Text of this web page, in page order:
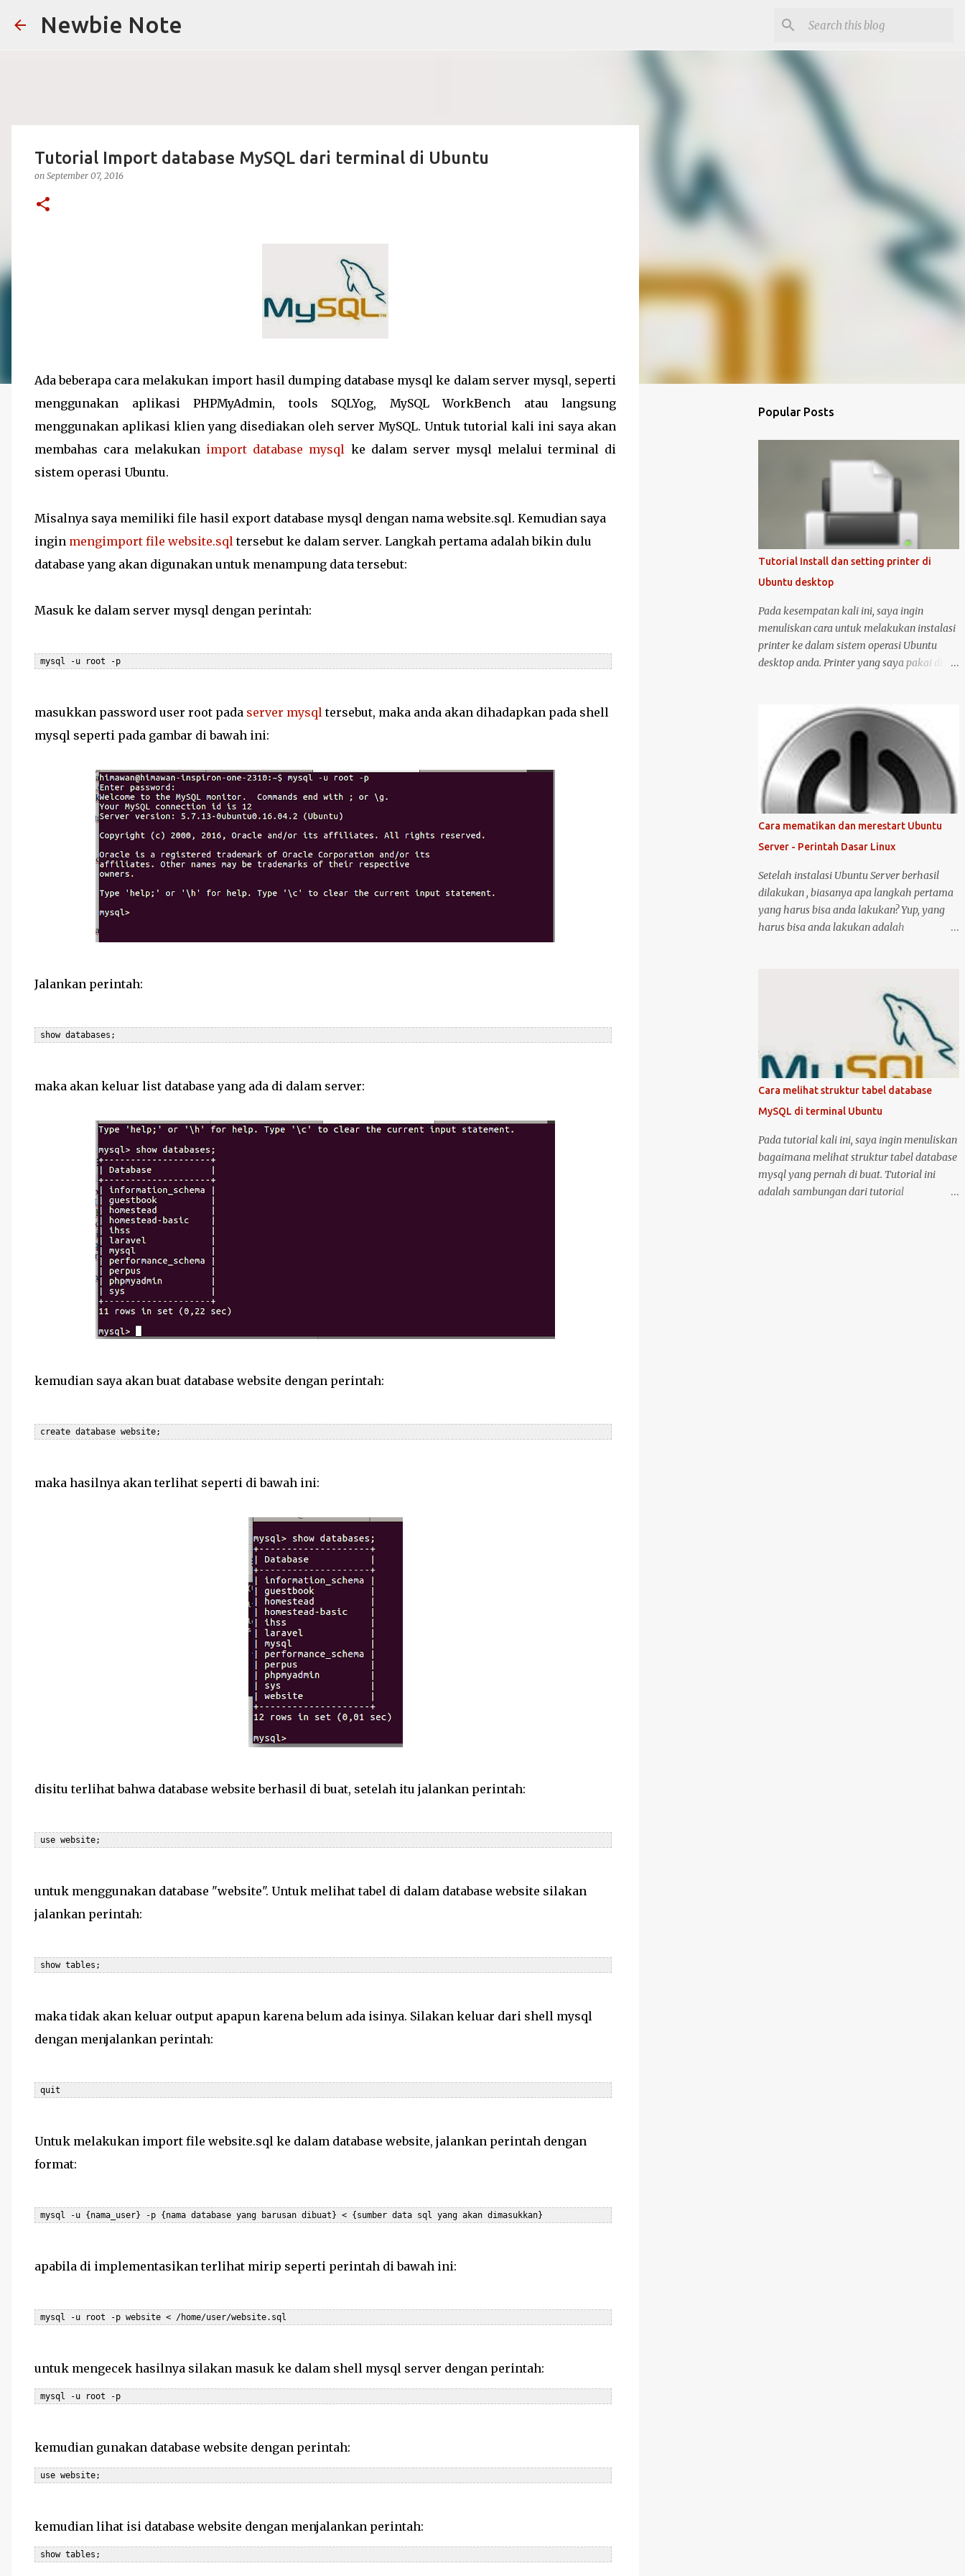
Newbie Note
Tutorial Import database MySQL dari terminal di Ubuntu
on September 07, 2016
Ada beberapa cara melakukan import hasil dumping database mysql ke dalam server mysql, seperti
menggunakan aplikasi PHPMyAdmin, tools SQLYog, MySQL WorkBench atau langsung
menggunakan aplikasi klien yang disediakan oleh server MySQL. Untuk tutorial kali ini saya akan
membahas cara melakukan import database mysql ke dalam server mysql melalui terminal di
sistem operasi Ubuntu.
Misalnya saya memiliki file hasil export database mysql dengan nama website.sql. Kemudian saya
ingin mengimport file website.sqltersebut ke dalam server. Langkah pertama adalah bikin dulu
database yang akan digunakan untuk menampung data tersebut:
Masuk ke dalam server mysql dengan perintah:
mysql -u root -p
masukkan password user root pada server mysqltersebut, maka anda akan dihadapkan pada shell
mysql seperti pada gambar di bawah ini:
Jalankan perintah:
show databases;
maka akan keluar list database yang ada di dalam server:
kemudian saya akan buat database website dengan perintah:
create database website;
maka hasilnya akan terlihat seperti di bawah ini:
disitu terlihat bahwa database website berhasil di buat, setelah itu jalankan perintah:
use website;
untuk menggunakan database "website". Untuk melihat tabel di dalam database website silakan
jalankan perintah:
show tables;
maka tidak akan keluar output apapun karena belum ada isinya. Silakan keluar dari shell mysql
dengan menjalankan perintah:
quit
Untuk melakukan import file website.sql ke dalam database website, jalankan perintah dengan
format:
mysql -u {nama_user} -p {nama database yang barusan dibuat} < {sumber data sql yang akan dimasukkan}
apabila di implementasikan terlihat mirip seperti perintah di bawah ini:
mysql -u root -p website < /home/user/website.sql
untuk mengecek hasilnya silakan masuk ke dalam shell mysql server dengan perintah:
mysql -u root -p
kemudian gunakan database website dengan perintah:
use website;
kemudian lihat isi database website dengan menjalankan perintah:
show tables;
Popular Posts
Tutorial Install dan setting printer di
Ubuntu desktop
Pada kesempatan kali ini, saya ingin
menuliskan cara untuk melakukan instalasi
printer ke dalam sistem operasi Ubuntu
desktop anda. Printer yang saya pakai disini
karena promosi ya :-P, tetapi karena merk
ini sudah terkenal mendukung dan
menyediakan drivernya untuk sistem
operasi open source seperti Ubuntu .
Langsung saja saya mulai langkah-langkah
untuk instalasi printer HP 1515 di Ubuntu
desktop . Cara ini bisa juga digunakan untuk
bisa menjamin ketersediaan driver untuk
sistem operasi Linux ( Ubuntu ). Oh iya,
saran saya, saat melakukan instalasi dan
setting printer, lebih baik komputer Ubuntu
anda terkoneksi dengan internet, berikut
logo unity di pojok kiri atas, kemudian ketik
printer, untuk masuk ke menu setting pr...
Cara mematikan dan merestart Ubuntu
Server - Perintah Dasar Linux
Setelah instalasi Ubuntu Server berhasil
dilakukan , biasanya apa langkah pertama
yang harus bisa anda lakukan? Yup, yang
harus bisa anda lakukan adalah
masuk sebagai user root atau user biasa
yang memiliki hak akses administrator.
Kenapa? karena perintah yang akan anda
jalankan memerlukan hak akses tersebut.
Ketika anda menggunakan Ubuntu Desktop,
anda dapat menggunakan mouse untuk
antarmuka yang telah disediakan. Lalu
bagaimana jika anda menggunakan Ubuntu
Server? yang notabene anda tidak dapat
menggunakan antarmuka karena hanya
disediakan console atau terminal. Ada
Cara melihat struktur tabel database
MySQL di terminal Ubuntu
Pada tutorial kali ini, saya ingin menuliskan
bagaimana melihat struktur tabel database
mysql yang pernah di buat. Tutorial ini
adalah sambungan dari tutorial